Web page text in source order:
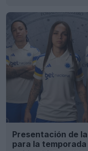
Presentación de
para la